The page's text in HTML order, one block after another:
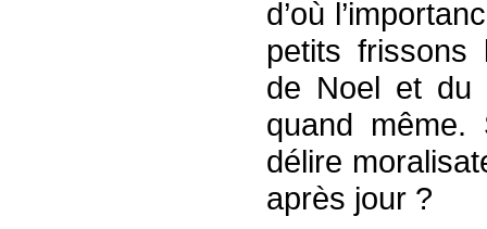
d’où
petits frissons
de Noel et du
quand même.
délire
après jour ?